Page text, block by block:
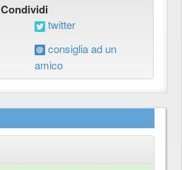
Condividi
twitter
consiglia ad un
amico